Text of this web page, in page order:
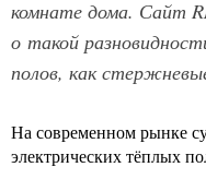
комнате дома. Сайт
о такой
полов, как
На современном рынке
электрических тёплых